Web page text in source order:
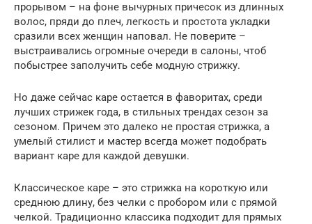
прорывом – на фоне вычурных причесок из длинных
волос, пряди до плеч, легкость и простота укладки
сразили всех женщин наповал. Не поверите –
выстраивались огромные очереди в салоны, чтоб
побыстрее заполучить себе модную стрижку.
Но даже сейчас каре остается в фаворитах, среди
лучших стрижек года, в стильных трендах сезон за
сезоном. Причем это далеко не простая стрижка, а
умелый стилист и мастер всегда может подобрать
вариант каре для каждой девушки.
Классическое каре – это стрижка на короткую или
среднюю длину, без челки с пробором или с прямой
челкой. Традиционно классика подходит для прямых